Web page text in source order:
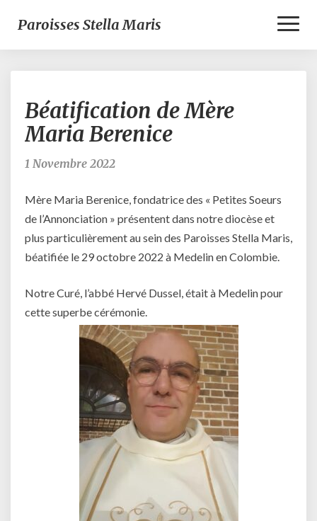
Paroisses Stella Maris
de
Mère
Maria
Béatification de Mère
Maria Berenice
1 Novembre 2022
Mère Maria Berenice, fondatrice des « Petites Soeurs
de l’Annonciation » présentent dans notre diocèse et
plus particulièrement au sein des Paroisses Stella Maris,
béatifiée le 29 octobre 2022 à Medelin en Colombie.
Notre Curé, l’abbé Hervé Dussel, était à Medelin pour
cette superbe cérémonie.